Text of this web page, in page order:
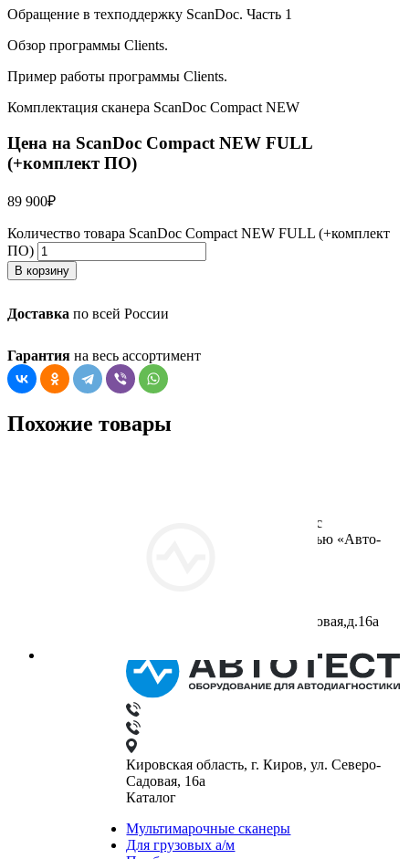
Обращение в техподдержку ScanDoc. Часть 1
Обзор программы Clients.
Пример работы программы Clients.
Комплектация сканера ScanDoc Compact NEW
Цена на ScanDoc Compact NEW FULL
(+комплект ПО)
89 900₽
Количество товара ScanDoc Compact NEW FULL (+комплект
ПО)
В корзину
Доставка по всей России
Гарантия на весь ассортимент
Похожие товары
ООО «Авто-Тест»( Общество с
ограниченной ответственностью «Авто-
610042,г.Киров,ул.Северо-Садовая,д.16а
Кировская область, г. Киров, ул. Северо-
Садовая, 16а
Каталог
Мультимарочные сканеры
Для грузовых а/м